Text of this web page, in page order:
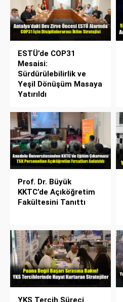
ESTÜ’de COP31
Mesaisi:
Sürdürülebilirlik ve
Yeşil Dönüşüm Masaya
Yatırıldı
Prof. Dr. Büyük
KKTC’de Açıköğretim
Fakültesini Tanıttı
YKS Tercih Süreci